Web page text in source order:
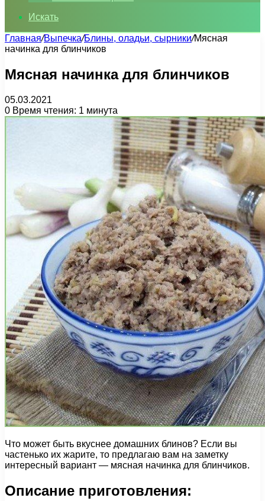
Искать
Главная/Выпечка/Блины, оладьи, сырники/Мясная
начинка для блинчиков
Мясная начинка для блинчиков
05.03.2021
0 Время чтения: 1 минута
Что может быть вкуснее домашних блинов? Если вы
частенько их жарите, то предлагаю вам на заметку
интересный вариант — мясная начинка для блинчиков.
Описание приготовления: